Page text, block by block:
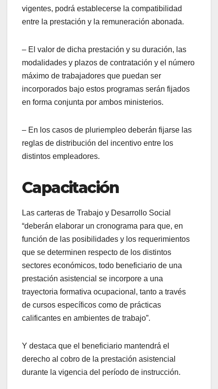
vigentes, podrá establecerse la compatibilidad
entre la prestación y la remuneración abonada.
– El valor de dicha prestación y su duración, las
modalidades y plazos de contratación y el número
máximo de trabajadores que puedan ser
incorporados bajo estos programas serán fijados
en forma conjunta por ambos ministerios.
– En los casos de pluriempleo deberán fijarse las
reglas de distribución del incentivo entre los
distintos empleadores.
Capacitación
Las carteras de Trabajo y Desarrollo Social
“deberán elaborar un cronograma para que, en
función de las posibilidades y los requerimientos
que se determinen respecto de los distintos
sectores económicos, todo beneficiario de una
prestación asistencial se incorpore a una
trayectoria formativa ocupacional, tanto a través
de cursos específicos como de prácticas
calificantes en ambientes de trabajo”.
Y destaca que el beneficiario mantendrá el
derecho al cobro de la prestación asistencial
durante la vigencia del período de instrucción.